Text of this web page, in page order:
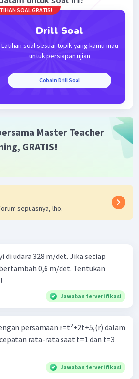
SOAL GRATIS!
Drill Soal
Latihan soal sesuai topik yang kamu mau
untuk persiapan ujian
Cobain Drill Soal
Master Teacher
GRATIS!
sepuasnya, lho.
di udara 328 m/det. Jika setiap
0,6 m/det. Tentukan
Jawaban terverifikasi
persamaan r=t²+2t+5,(r) dalam
rata-rata saat t=1 dan t=3
Jawaban terverifikasi